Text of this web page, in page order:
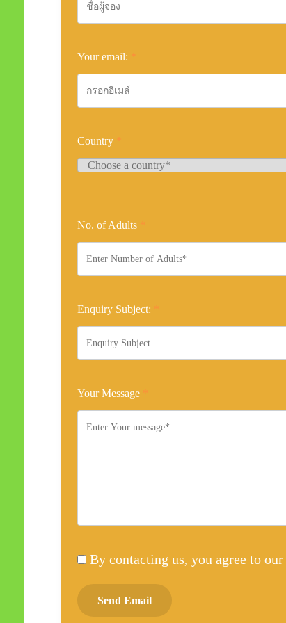
Your email: *
Country *
No. of Adults *
Enquiry Subject: *
Your Message *
By contacting us, you agree to our